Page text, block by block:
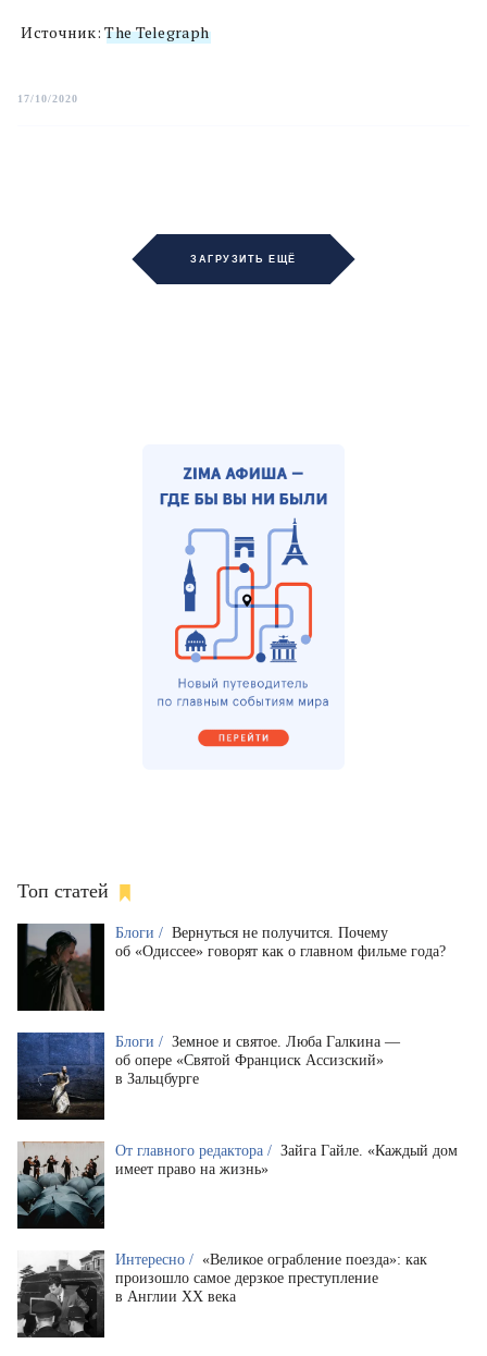
Источник:The Telegraph
17/10/2020
ЗАГРУЗИТЬ ЕЩЁ
Топ статей
Блоги / Вернуться не получится. Почему
об «Одиссее» говорят как о главном фильме года?
Блоги / Земное и святое. Люба Галкина —
об опере «Святой Франциск Ассизский»
в Зальцбурге
От главного редактора / Зайга Гайле. «Каждый дом
имеет право на жизнь»
Интересно / «Великое ограбление поезда»: как
произошло самое дерзкое преступление
в Англии XX века